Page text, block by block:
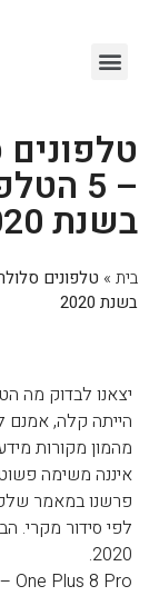
– 5
בשנת 2020
בית»
בשנת 2020
הייתה קלה, אמנם
מהמון מקורות
איננה משימה
פרשנו במאמר
2020.
One Plus 8 Pro – מהיר תגובה וסוללה עמידה